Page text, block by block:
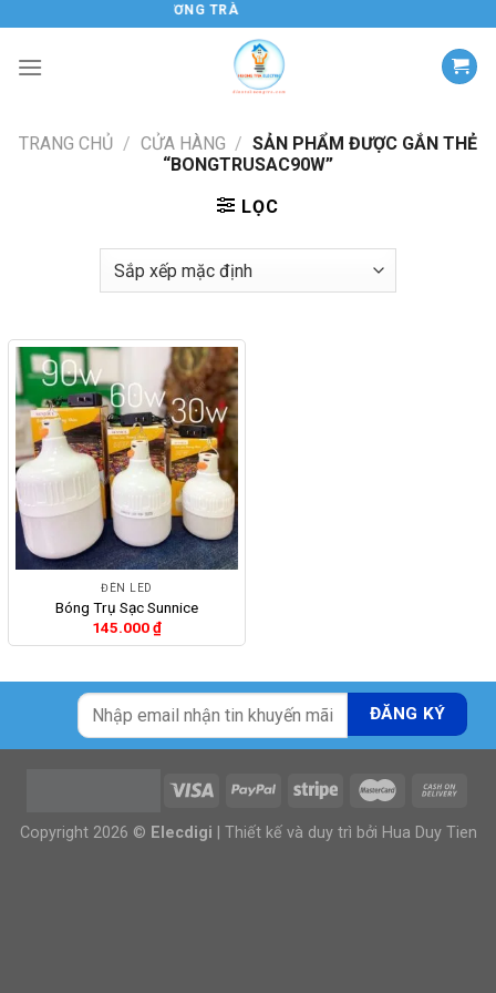
nội
ĐIỆN TỬ HƯƠNG TRÀ
TRANG CHỦ / CỬA HÀNG / SẢN PHẨM ĐƯỢC GẮN THẺ
“BONGTRUSAC90W”
LỌC
ĐÈN LED
Bóng Trụ Sạc Sunnice
145.000₫
Copyright 2026 © Elecdigi | Thiết kế và duy trì bởi Hua Duy Tien